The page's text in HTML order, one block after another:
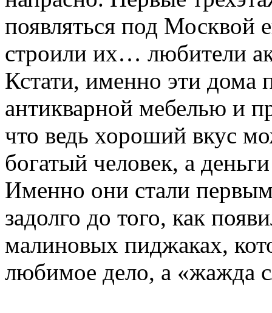
появляться под Москвой
строили их… любители
Кстати, именно эти дома
антикварной мебелью и
что ведь хороший вкус
богатый человек, а
Именно они стали
задолго до того, как
малиновых пиджаках,
любимое дело, а «жажда